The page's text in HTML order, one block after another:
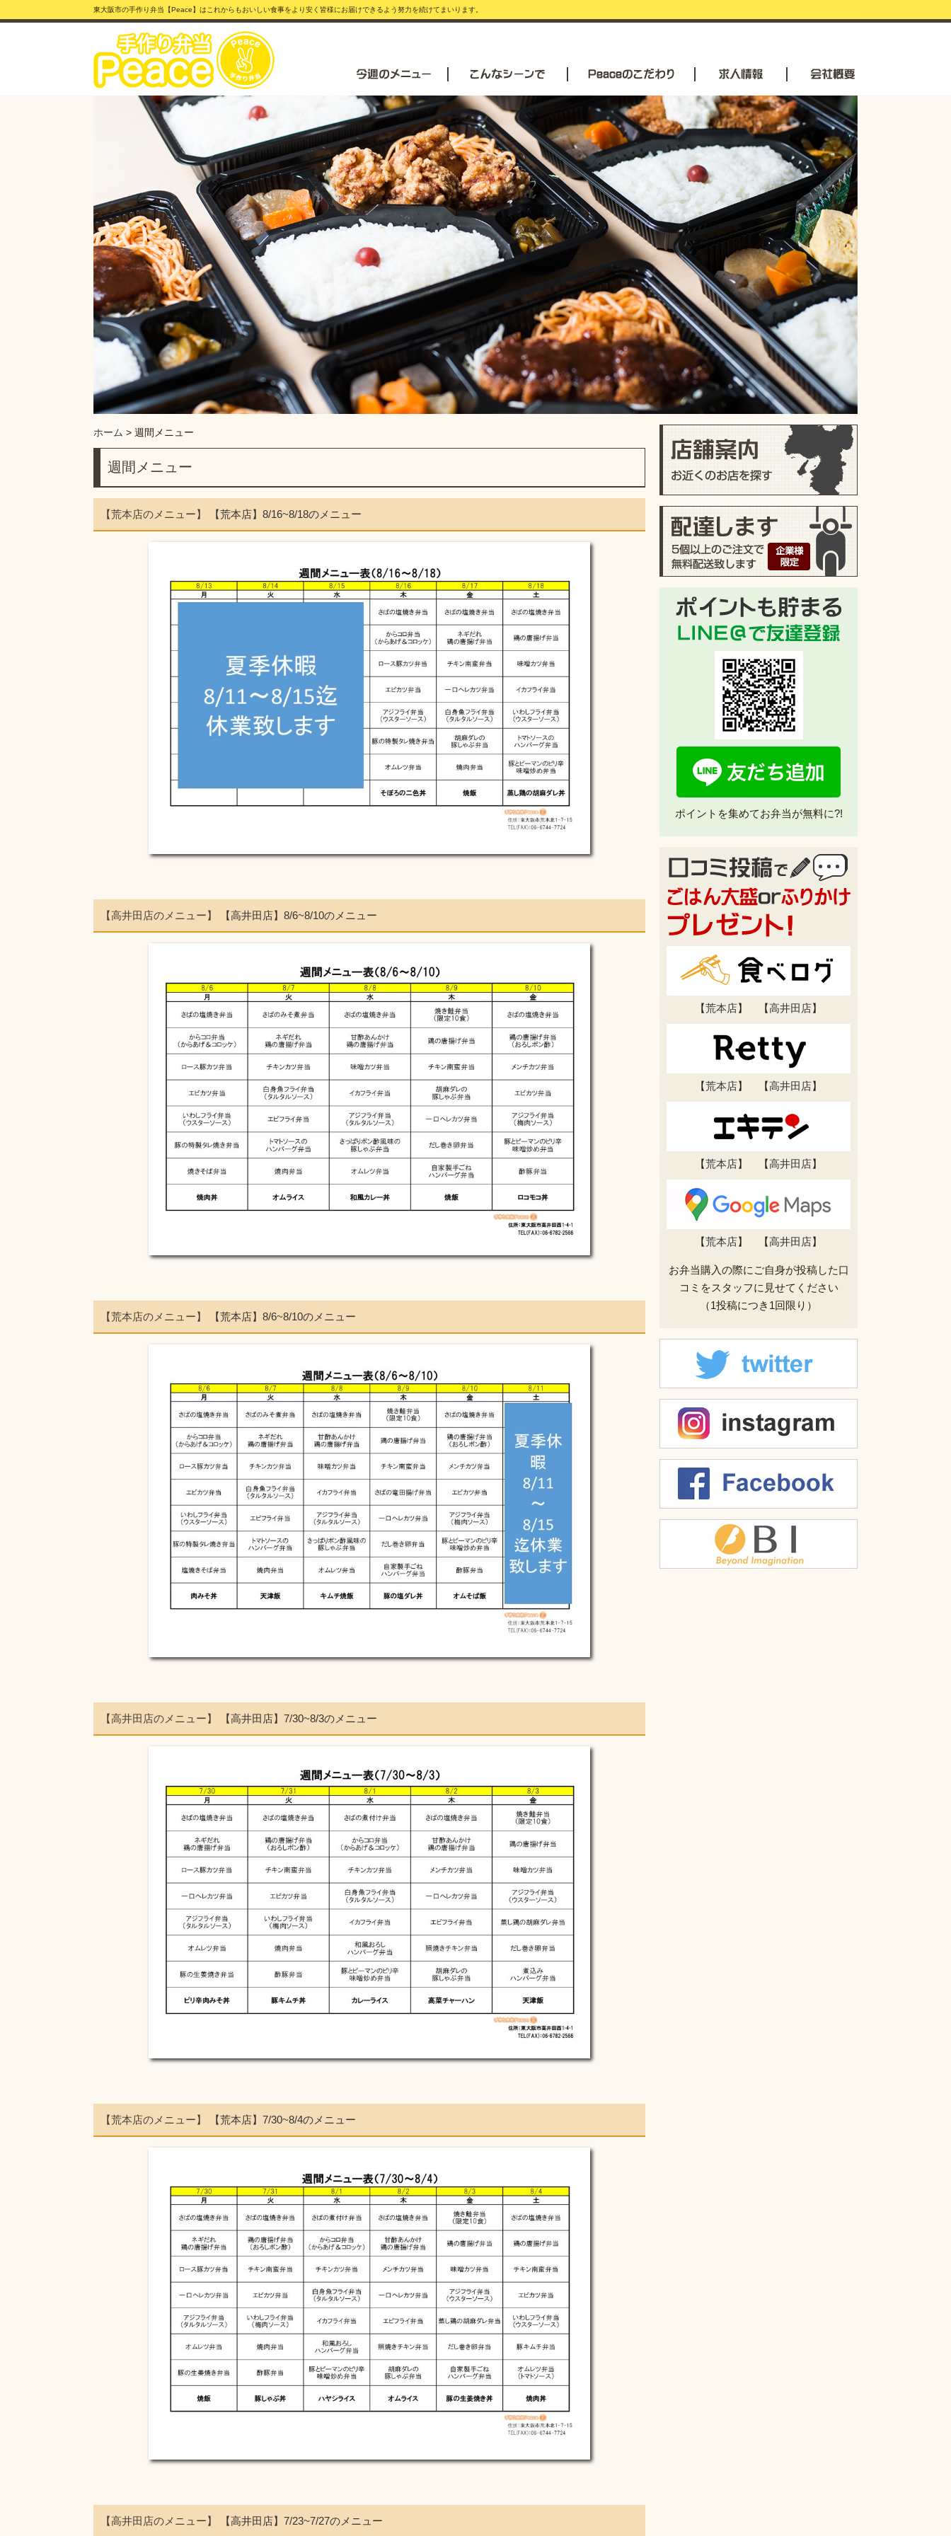
東大阪市の手作り弁当【Peace】はこれからもおいしい食事をより安く皆様にお届けできるよう努力を続けてまいります。
ホーム > 週間メニュー
週間メニュー
【荒本店のメニュー】 【荒本店】8/16~8/18のメニュー
【高井田店のメニュー】 【高井田店】8/6~8/10のメニュー
【荒本店のメニュー】 【荒本店】8/6~8/10のメニュー
【高井田店のメニュー】 【高井田店】7/30~8/3のメニュー
【荒本店のメニュー】 【荒本店】7/30~8/4のメニュー
【高井田店のメニュー】 【高井田店】7/23~7/27のメニュー
ポイントを集めてお弁当が無料に?!
【荒本店】 【高井田店】
【荒本店】 【高井田店】
【荒本店】 【高井田店】
【荒本店】 【高井田店】
お弁当購入の際にご自身が投稿した口
コミをスタッフに見せてください
（1投稿につき1回限り）